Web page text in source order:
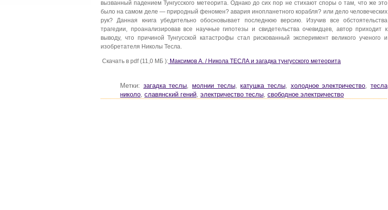
вызванный падением Тунгусского метеорита. Однако до сих пор не стихают споры о там, что же это
было на самом деле — природный феномен? авария инопланетного корабля? или дело человеческих
рук? Данная книга убедительно обосновывает последнюю версию. Изучив все обстоятельства
трагедии, проанализировав все научные гипотезы и свидетельства очевидцев, автор приходит к
выводу, что причиной Тунгусской катастрофы стал рискованный эксперимент великого ученого и
изобретателя Николы Тесла.
Скачать в pdf (11,0 МБ ): Максимов А. / Никола ТЕСЛА и загадка тунгусского метеорита
Метки: загадка теслы ,молнии теслы,катушка теслы холодное электричество ,тесла
николо славянский гений электричество теслы свободное электричество